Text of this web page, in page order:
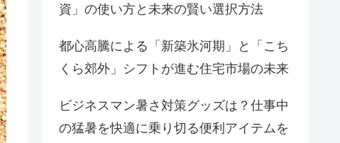
資」の使い方と未来の賢い選択方法
都心高騰による「新築氷河期」と「こち
くら郊外」シフトが進む住宅市場の未来
ビジネスマン暑さ対策グッズは？仕事中
の猛暑を快適に乗り切る便利アイテムを